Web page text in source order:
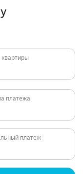
квартиры
платежа
платёж